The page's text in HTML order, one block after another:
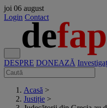
joi 06 august
Login Contact
DESPRE DONEAZĂ
Acasă >
Justiție >